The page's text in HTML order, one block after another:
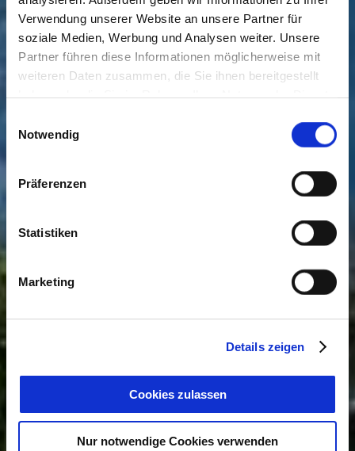
Verwendung unserer Website an unsere Partner für
soziale Medien, Werbung und Analysen weiter. Unsere
Partner führen diese Informationen möglicherweise mit
weiteren Daten zusammen, die Sie ihnen bereitgestellt
haben oder die Sie im Rahmen Ihrer Nutzung der Dienste
Cookies, wenn Sie unsere Webseite weiterhin nutzen.
Notwendig
Präferenzen
Statistiken
Marketing
Details zeigen
Cookies zulassen
Nur notwendige Cookies verwenden